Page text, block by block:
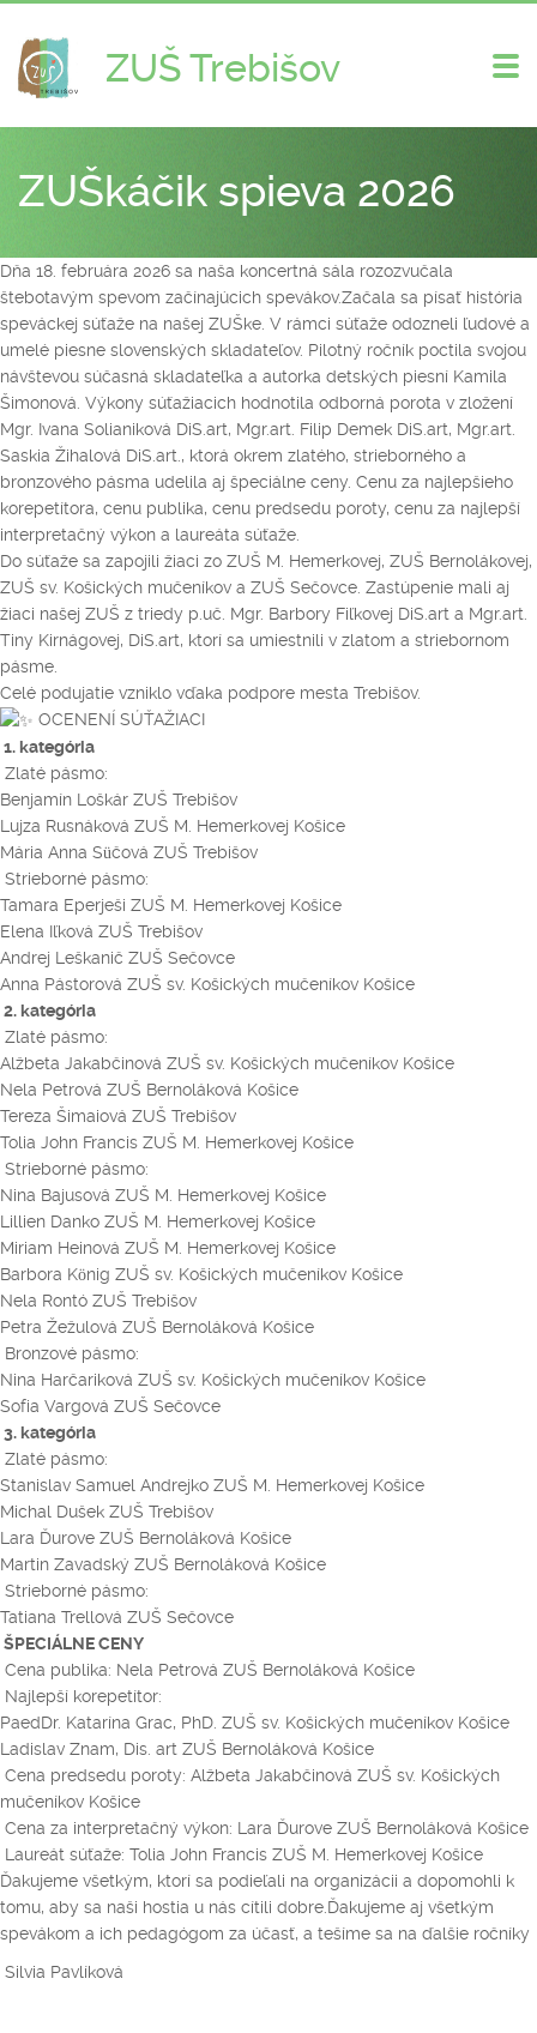
ZUŠ Trebišov
ZUŠkáčik spieva 2026
Dňa 18. februára 2026 sa naša koncertná sála rozozvučala
štebotavým spevom začínajúcich spevákov.Začala sa písať história
speváckej súťaže na našej ZUŠke. V rámci súťaže odozneli ľudové a
umelé piesne slovenských skladateľov. Pilotný ročník poctila svojou
návštevou súčasná skladateľka a autorka detských piesní Kamila
Šimonová. Výkony súťažiacich hodnotila odborná porota v zložení
Mgr. Ivana Solianiková DiS.art, Mgr.art. Filip Demek DiS.art, Mgr.art.
Saskia Žihalová DiS.art., ktorá okrem zlatého, strieborného a
bronzového pásma udelila aj špeciálne ceny. Cenu za najlepšieho
korepetítora, cenu publika, cenu predsedu poroty, cenu za najlepší
interpretačný výkon a laureáta súťaže.
Do súťaže sa zapojili žiaci zo ZUŠ M. Hemerkovej, ZUŠ Bernolákovej,
ZUŠ sv. Košických mučeníkov a ZUŠ Sečovce. Zastúpenie mali aj
žiaci našej ZUŠ z triedy p.uč. Mgr. Barbory Fiľkovej DiS.art a Mgr.art.
Tiny Kirnágovej, DiS.art, ktorí sa umiestnili v zlatom a striebornom
pásme.
Celé podujatie vzniklo vďaka podpore mesta Trebišov.
OCENENÍ SÚŤAŽIACI
1. kategória
Zlaté pásmo:
Benjamín Loškár ZUŠ Trebišov
Lujza Rusnáková ZUŠ M. Hemerkovej Košice
Mária Anna Süčová ZUŠ Trebišov
Strieborné pásmo:
Tamara Eperješi ZUŠ M. Hemerkovej Košice
Elena Iľková ZUŠ Trebišov
Andrej Leškanič ZUŠ Sečovce
Anna Pástorová ZUŠ sv. Košických mučeníkov Košice
2. kategória
Zlaté pásmo:
Alžbeta Jakabčinová ZUŠ sv. Košických mučeníkov Košice
Nela Petrová ZUŠ Bernoláková Košice
Tereza Šimaiová ZUŠ Trebišov
Tolia John Francis ZUŠ M. Hemerkovej Košice
Strieborné pásmo:
Nina Bajusová ZUŠ M. Hemerkovej Košice
Lillien Danko ZUŠ M. Hemerkovej Košice
Miriam Heinová ZUŠ M. Hemerkovej Košice
Barbora König ZUŠ sv. Košických mučeníkov Košice
Nela Rontó ZUŠ Trebišov
Petra Žežulová ZUŠ Bernoláková Košice
Bronzové pásmo:
Nina Harčariková ZUŠ sv. Košických mučeníkov Košice
Sofia Vargová ZUŠ Sečovce
3. kategória
Zlaté pásmo:
Stanislav Samuel Andrejko ZUŠ M. Hemerkovej Košice
Michal Dušek ZUŠ Trebišov
Lara Ďurove ZUŠ Bernoláková Košice
Martin Zavadský ZUŠ Bernoláková Košice
Strieborné pásmo:
Tatiana Trellová ZUŠ Sečovce
ŠPECIÁLNE CENY
Cena publika: Nela Petrová ZUŠ Bernoláková Košice
Najlepší korepetítor:
PaedDr. Katarína Grac, PhD. ZUŠ sv. Košických mučeníkov Košice
Ladislav Znam, Dis. art ZUŠ Bernoláková Košice
Cena predsedu poroty: Alžbeta Jakabčinová ZUŠ sv. Košických
mučeníkov Košice
Cena za interpretačný výkon: Lara Ďurove ZUŠ Bernoláková Košice
Laureát súťaže: Tolia John Francis ZUŠ M. Hemerkovej Košice
Ďakujeme všetkým, ktorí sa podieľali na organizácii a dopomohli k
tomu, aby sa naši hostia u nás cítili dobre.Ďakujeme aj všetkým
spevákom a ich pedagógom za účasť, a tešíme sa na ďalšie ročníky
Silvia Pavlíková